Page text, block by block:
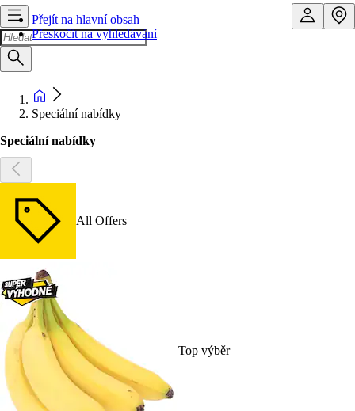
Přejít na hlavní obsah
Přeskočit na vyhledávání
Speciální nabídky
Speciální nabídky
All Offers
Top výběr